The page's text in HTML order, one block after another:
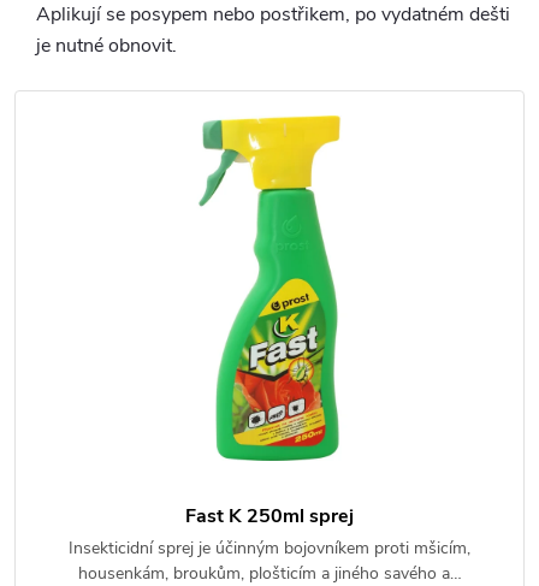
Aplikují se posypem nebo postřikem, po vydatném dešti
je nutné obnovit.
Fast K 250ml sprej
Insekticidní sprej je účinným bojovníkem proti mšicím,
housenkám, broukům, plošticím a jiného savého a…